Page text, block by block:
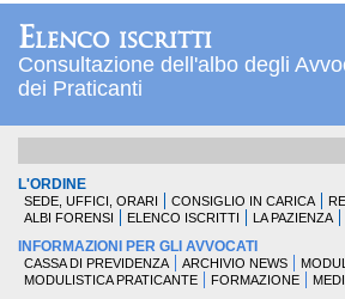
Elenco iscritti
Consultazione dell'albo degli
dei Praticanti
L'ORDINE
SEDE, UFFICI, ORARI CONSIGLIO IN CARICA
ALBI FORENSI
ELENCO ISCRITTI LA PAZIENZA
INFORMAZIONI PER GLI AVVOCATI
CASSA DI PREVIDENZA ARCHIVIO NEWS
MODULISTICA PRATICANTE
FORMAZIONE